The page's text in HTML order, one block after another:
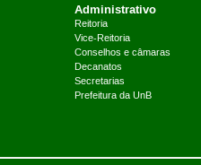
Administrativo
Reitoria
Vice-Reitoria
Conselhos e câmaras
Decanatos
Secretarias
Prefeitura da UnB